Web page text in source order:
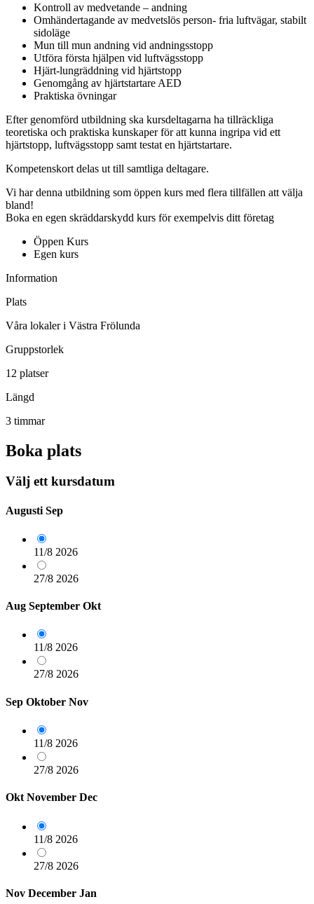
Kontroll av medvetande – andning
Omhändertagande av medvetslös person- fria luftvägar, stabilt
sidoläge
Mun till mun andning vid andningsstopp
Utföra första hjälpen vid luftvägsstopp
Hjärt-lungräddning vid hjärtstopp
Genomgång av hjärtstartare AED
Praktiska övningar
Efter genomförd utbildning ska kursdeltagarna ha tillräckliga
teoretiska och praktiska kunskaper för att kunna ingripa vid ett
hjärtstopp, luftvägsstopp samt testat en hjärtstartare.
Kompetenskort delas ut till samtliga deltagare.
Vi har denna utbildning som öppen kurs med flera tillfällen att välja
bland!
Boka en egen skräddarskydd kurs för exempelvis ditt företag
Öppen Kurs
Egen kurs
Information
Plats
Våra lokaler i Västra Frölunda
Gruppstorlek
12 platser
Längd
3 timmar
Boka plats
Välj ett kursdatum
Augusti Sep
11/8 2026
27/8 2026
Aug September Okt
11/8 2026
27/8 2026
Sep Oktober Nov
11/8 2026
27/8 2026
Okt November Dec
11/8 2026
27/8 2026
Nov December Jan